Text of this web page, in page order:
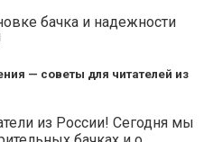
бачка и надежности
— советы для читателей из
из России! Сегодня мы